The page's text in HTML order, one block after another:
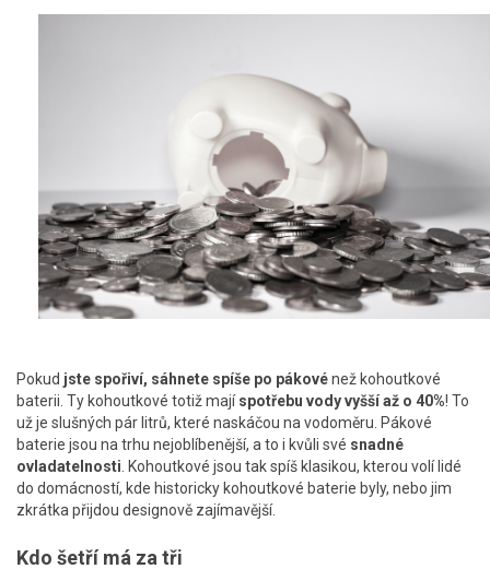
Pokud jste spořiví, sáhnete spíše po pákovénež kohoutkové
baterii. Ty kohoutkové totiž majíspotřebu vody vyšší až o 40%! To
už je slušných pár litrů, které naskáčou na vodoměru. Pákové
baterie jsou na trhu nejoblíbenější, a to i kvůli své snadné
ovladatelnosti . Kohoutkové jsou tak spíš klasikou, kterou volí lidé
do domácností, kde historicky kohoutkové baterie byly, nebo jim
zkrátka přijdou designově zajímavější.
Kdo šetří má za tři